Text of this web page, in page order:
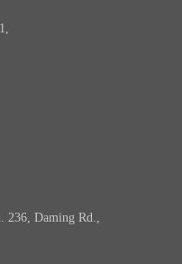
236, Daming Rd.,